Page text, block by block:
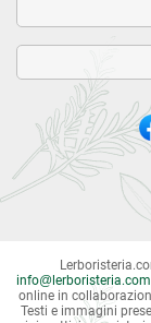
info@ lerboristeria.com
online in
Testi e immagini